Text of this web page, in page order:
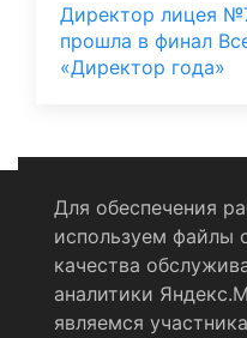
Директор лицея
прошла в финал
«Директор года»
Политика
Согласие на
Для обеспечения
используем файлы
качества
аналитики
являемся